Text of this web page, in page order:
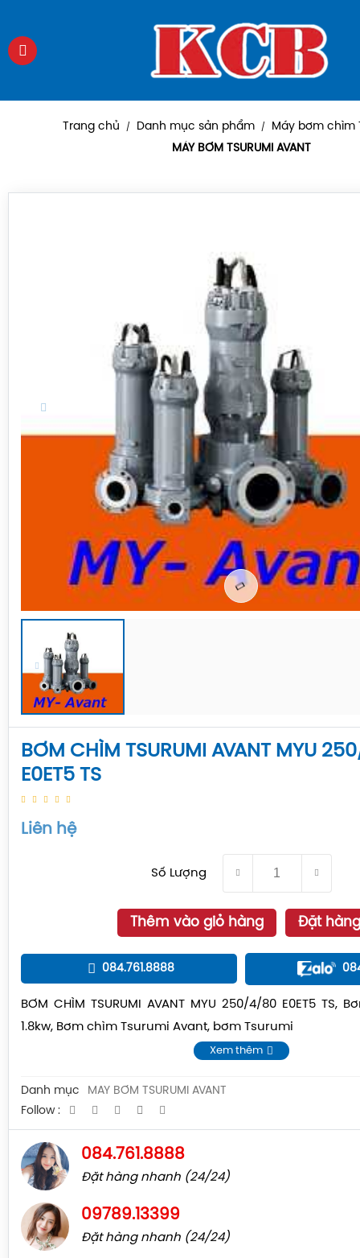
Trang chủ / Danh mục sản phẩm /
Máy bơm chìm
MÁY BƠM TSURUMI AVANT
BƠM CHÌM TSURUMI AVANT MYU
E0ET5 TS
Liên hệ
Số Lượng
Thêm vào giỏ hàng Đặt hàng
084.761.8888
BƠM CHÌM TSURUMI AVANT MYU 250/4/80 E0ET5 TS,
1.8kw, Bơm chìm Tsurumi Avant, bơm Tsurumi
Xem thêm
Danh mục
MÁY BƠM TSURUMI AVANT
Follow :
084.761.8888
Đặt hàng nhanh (24/24)
09789.13399
Đặt hàng nhanh (24/24)